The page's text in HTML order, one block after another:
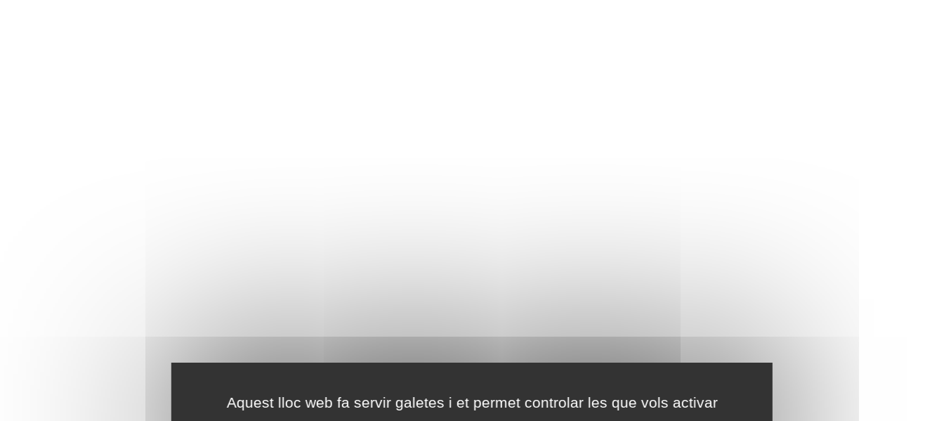
Aquest lloc web fa servir galetes i et permet controlar les que vols activar